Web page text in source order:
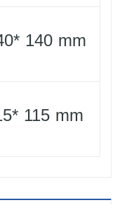
140 mm
115 mm